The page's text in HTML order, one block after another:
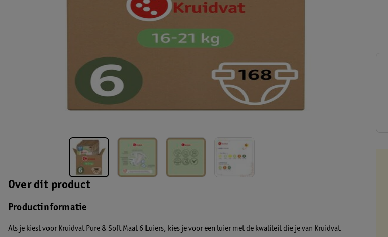
Over dit product
Productinformatie
Als je kiest voor Kruidvat Pure & Soft Maat 6 Luiers, kies je voor een luier met de kwaliteit die je van Kruidvat